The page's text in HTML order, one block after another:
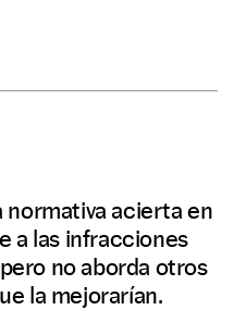
normativa acierta en
a las infracciones
no aborda otros
la mejorarían.